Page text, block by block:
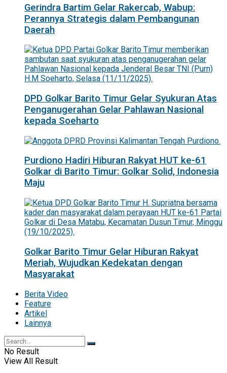
Gerindra Bartim Gelar Rakercab, Wabup:
Perannya Strategis dalam Pembangunan
Daerah
DPD Golkar Barito Timur Gelar Syukuran Atas
Penganugerahan Gelar Pahlawan Nasional
kepada Soeharto
Purdiono Hadiri Hiburan Rakyat HUT ke-61
Golkar di Barito Timur: Golkar Solid, Indonesia
Maju
Golkar Barito Timur Gelar Hiburan Rakyat
Meriah, Wujudkan Kedekatan dengan
Masyarakat
Berita Video
Feature
Artikel
Lainnya
No Result
View All Result